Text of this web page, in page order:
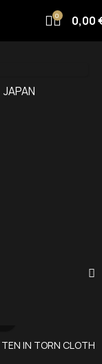
0 0,00
ΠΑΙΔΙΚΑ HOODIES
JAPAN
IN TORN CLOTH